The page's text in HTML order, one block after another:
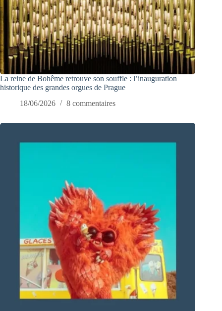
La reine de Bohême retrouve son souffle : l’inauguration
historique des grandes orgues de Prague
18/06/2026
8 commentaires